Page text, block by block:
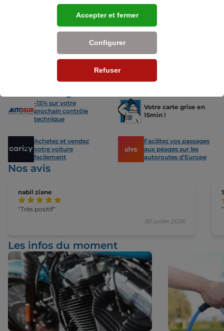
Assurance Auto
conducteurs expérimentés,
malussés ou résiliés : nous avons
des solutions pour chacun.
-15% sur votre
prochain contrôle
technique
Votre carte grise en
15min !
Achetez et vendez
votre voiture
facilement
Facilitez vos passages
aux péages sur les
autoroutes d’Europe
Nos avis
nabil ziane
30 juillet 2026
Très positif
Les infos du moment
Refuser
Configurer
Accepter et fermer